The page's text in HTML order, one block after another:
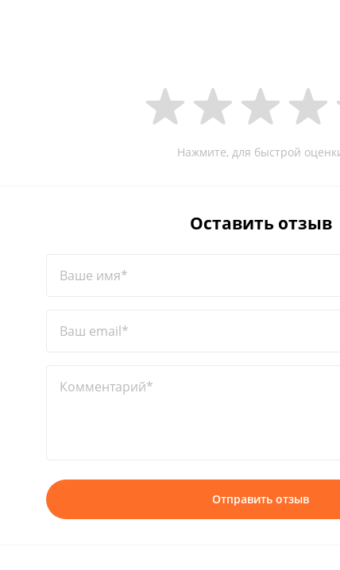
Нажмите, для быстрой
Оставить отзыв
Ваше имя*
Ваш email*
Комментарий*
Отправить отзыв